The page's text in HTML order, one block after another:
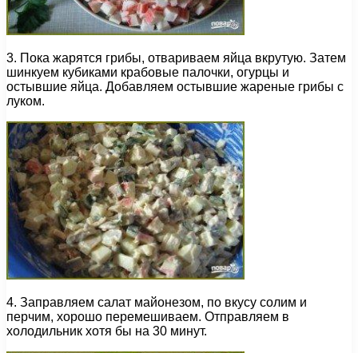
3. Пока жарятся грибы, отвариваем яйца вкрутую. Затем
шинкуем кубиками крабовые палочки, огурцы и
остывшие яйца. Добавляем остывшие жареные грибы с
луком.
4. Заправляем салат майонезом, по вкусу солим и
перчим, хорошо перемешиваем. Отправляем в
холодильник хотя бы на 30 минут.